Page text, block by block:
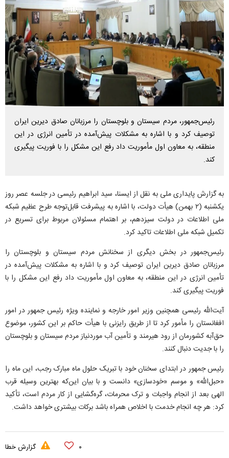
رئیس‌جمهور، مردم سیستان و بلوچستان را مرزبانان صادق دیرین ایران
توصیف کرد و با اشاره به مشکلات پیش‌آمده در تأمین انرژی در این
منطقه، به معاون اول مأموریت داد رفع این مشکل را با فوریت پیگیری
کند.
به گزارش پایداری ملی به نقل از ایسنا، سید ابراهیم رئیسی در جلسه عصر روز
یکشنبه (۲ بهمن) هیأت دولت، با اشاره به پیشرفت قابل‌توجه طرح عظیم شبکه
ملی اطلاعات در دولت سیزدهم، بر اهتمام مسئولان مربوط برای تسریع در
تکمیل شبکه ملی اطلاعات تاکید کرد.
رئیس‌جمهور در بخش دیگری از سخنانش مردم سیستان و بلوچستان را
مرزبانان صادق دیرین ایران توصیف کرد و با اشاره به مشکلات پیش‌آمده در
تأمین انرژی در این منطقه، به معاون اول مأموریت داد رفع این مشکل را با
فوریت پیگیری کند.
آیت‌الله رئیسی همچنین وزیر امور خارجه و نماینده ویژه رئیس جمهور در امور
افغانستان را مأمور کرد تا از طریق رایزنی با هیأت حاکم بر این کشور، موضوع
حق‌آبه کشورمان از رود هیرمند و تأمین آب موردنیاز مردم سیستان و بلوچستان
را با جدیت دنبال کنند.
رئیس جمهور در ابتدای سخنان خود با تبریک حلول ماه مبارک رجب، این ماه را
«حبل‌الله» و موسم «خودسازی» دانست و با بیان این‌که بهترین وسیله قرب
الهی بعد از انجام واجبات و ترک محرمات، گره‌گشایی از کار مردم است، تأکید
کرد: هر چه انجام خدمت با اخلاص همراه باشد برکات بیشتری خواهد داشت.
۰ گزارش خطا